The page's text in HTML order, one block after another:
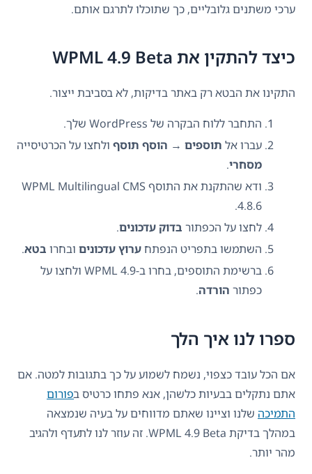
ערכי משתנים גלובליים, כך שתוכלו לתרגם אותם.
כיצד להתקין את WPML 4.9 Beta
התקינו את הבטא רק באתר בדיקות, לא בסביבת ייצור.
התחבר ללוח הבקרה של WordPress שלך.
עברו אל תוספים → הוסף תוסף ולחצו על הכרטיסייה
מסחרי.
ודא שהתקנת את התוסף WPML Multilingual CMS
4.8.6.
לחצו על הכפתור בדוק עדכונים.
השתמשו בתפריט הנפתחערוץ עדכונים ובחרו בטא.
ברשימת התוספים, בחרו ב-WPML 4.9 ולחצו על
כפתור הורדה.
ספרו לנו איך הלך
אם הכל עובד כצפוי, נשמח לשמוע על כך בתגובות למטה. אם
אתם נתקלים בבעיות כלשהן, אנא פתחו כרטיס בפורום
התמיכה שלנו וציינו שאתם מדווחים על בעיה שנמצאה
במהלך בדיקת WPML 4.9 Beta. זה עוזר לנו לתעדף ולהגיב
מהר יותר.